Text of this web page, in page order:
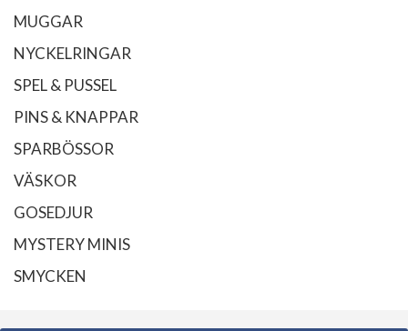
MUGGAR
NYCKELRINGAR
SPEL & PUSSEL
PINS & KNAPPAR
SPARBÖSSOR
VÄSKOR
GOSEDJUR
MYSTERY MINIS
SMYCKEN